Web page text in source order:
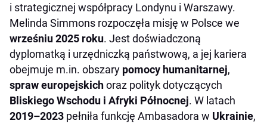
i strategicznej współpracy Londynu i Warszawy.
Melinda Simmons rozpoczęła misję w Polsce we
wrześniu 2025 roku. Jest doświadczoną
dyplomatką i urzędniczką państwową, a jej kariera
obejmuje m.in. obszary pomocy humanitarnej,
spraw europejskichoraz polityk dotyczących
Bliskiego Wschodu i Afryki Północnej. W latach
2019–2023 pełniła funkcję Ambasadora w Ukrainie,